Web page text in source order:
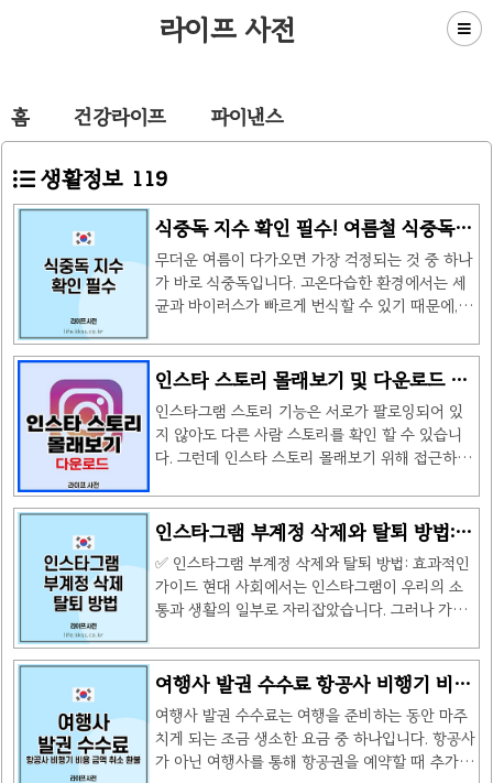
라이프 사전
홈 건강라이프 파이낸스
생활정보 119
식중독 지수 확인 필수! 여름철 식중독
예방을 위한 지표
무더운 여름이 다가오면 가장 걱정되는 것 중 하나
가 바로 식중독입니다. 고온다습한 환경에서는 세
균과 바이러스가 빠르게 번식할 수 있기 때문에,
용하게 활용할 수 있는 것이 바로 식중독 지수입니
다. 오늘은 이 지수가 무엇인지, 또 여름철에 어떻
다. 식중독 지수란?여름철, 특히 날씨가 더울 때는
세균이나 바이러스가 음식에 쉽게 번식할 수 있습
니다. 이를 막기 위해 중요한 지표가 바로 식중독
환경적 요인을 종합적으로 고려하여 식중독 발생
위험을 예측하는 수치입니다.간단히 말하면, 식중
독 지수는 날씨가 더워질수록 높아지며, 식중독에
걸릴 확률이 커진다는 신호로 해..
인스타 스토리 몰래보기 및 다운로드 방
법 (2024 ver.)
인스타그램 스토리 기능은 서로가 팔로잉되어 있
지 않아도 다른 사람 스토리를 확인 할 수 있습니
다. 그런데 인스타 스토리 몰래보기 위해 접근하더
되어 확인이 가능합니다. 아는 사람이나 친한 사람
이면 괜찮겠지만 전에 사귀던 남자 친구, 여자 친구
람 계정 정보까지 기록에 남기 때문에 매우 당황스
러운 상황이 연출될 수도 있습니다. 이런 상황을 방
지하기 위해 인스타 몰래보기 및 다운로드 방법에
다음에 소개하는 사이트는 인스타 스토리 내용을
몰래보고 싶은 사용자의 인스타그램 아이디를 이
용해서 확인하는 방법입니다. 로그인을 하지 않은
상태에서 확인하기 때문에 기록이 남지 않습..
인스타그램 부계정 삭제와 탈퇴 방법:
효과적인 가이드
✅ 인스타그램 부계정 삭제와 탈퇴 방법: 효과적인
가이드 현대 사회에서는 인스타그램이 우리의 소
통과 생활의 일부로 자리잡았습니다. 그러나 가끔
으로 인한 스트레스를 유발하기도 합니다. 이런 상
황에서 인스타그램 부계정 삭제와 탈퇴 방법을 알
알림을 줄일 수 있습니다. 이 블로그 글에서는 간단
한 단계를 통해 사용하지 않는 부계정을 삭제하는
방법을 안내할 것입니다. 이를 통해 인스타그램을
여행사 발권 수수료 항공사 비행기 비용
금액 취소 환불
여행사 발권 수수료는 여행을 준비하는 동안 마주
치게 되는 조금 생소한 요금 중 하나입니다. 항공사
가 아닌 여행사를 통해 항공권을 예약할 때 추가로